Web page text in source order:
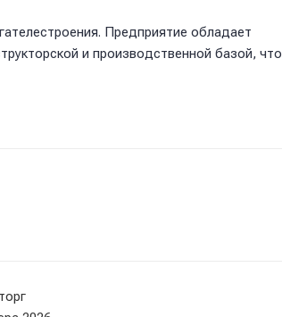
Предприятие обладает
и производственной базой, что